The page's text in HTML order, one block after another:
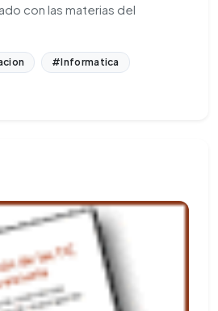
con las materias del
#Informatica